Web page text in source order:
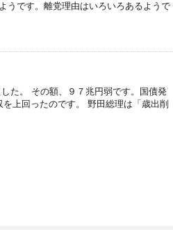
うです。離党理由はいろいろあるようで
た。 その額、９７兆円弱です。国債発
上回ったのです。 野田総理は「歳出削